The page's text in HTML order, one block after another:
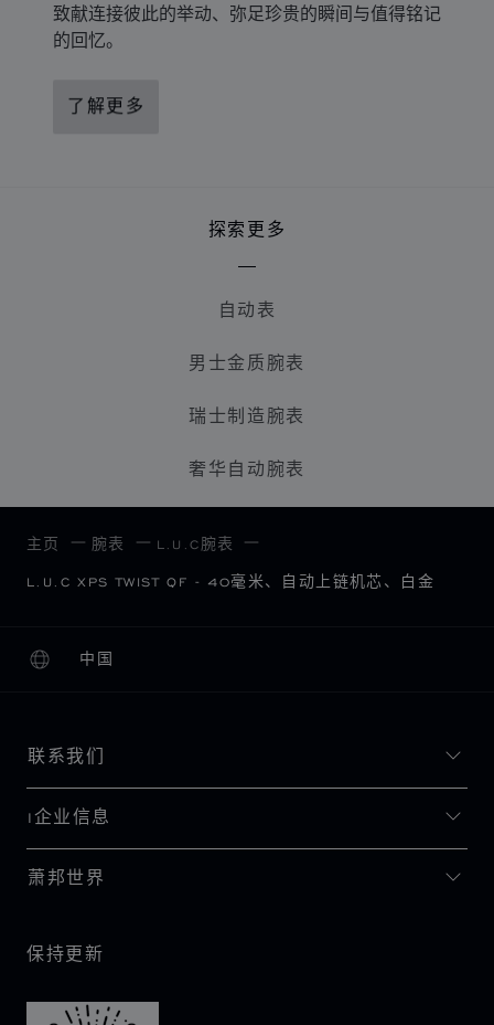
致献连接彼此的举动、弥足珍贵的瞬间与值得铭记
的回忆。
了解更多
探索更多
自动表
男士金质腕表
瑞士制造腕表
奢华自动腕表
主页 腕表 L.U.C腕表
L.U.C XPS TWIST QF - 40毫米、自动上链机芯、白金
中国
本地化（更改国家/地区）
更改国家/地区
联系我们
I企业信息
萧邦世界
保持更新